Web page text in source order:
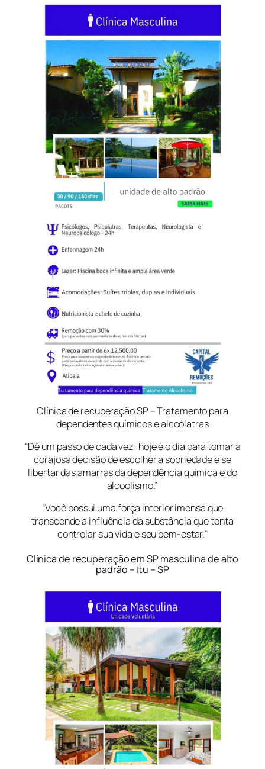
Clínica de recuperação SP – Tratamento para
dependentes químicos e alcoólatras
“Dê um passo de cada vez: hoje é o dia para tomar a
corajosa decisão de escolher a sobriedade e se
libertar das amarras da dependência química e do
alcoolismo.”
“Você possui uma força interior imensa que
transcende a influência da substância que tenta
controlar sua vida e seu bem-estar.”
Clínica de recuperação em SP masculina de alto
padrão – Itu – SP